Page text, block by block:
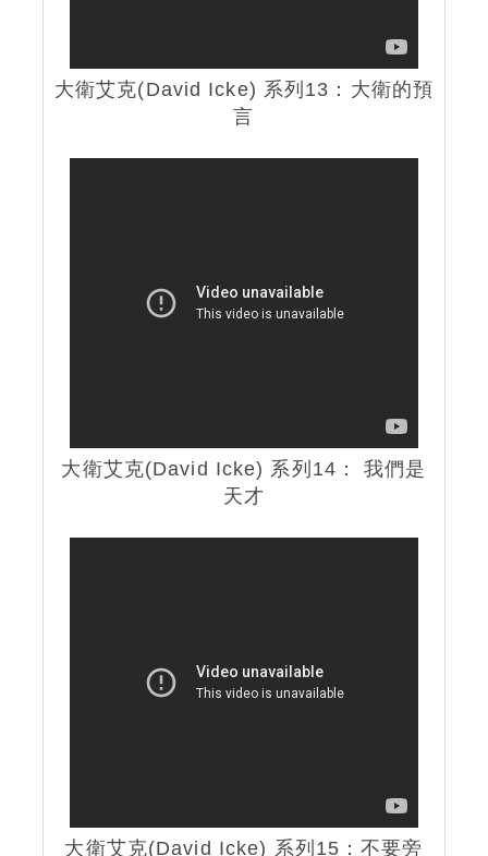
大衛艾克(David Icke) 系列13：大衛的預
言
大衛艾克(David Icke) 系列14： 我們是
天才
大衛艾克(David Icke) 系列15：不要旁